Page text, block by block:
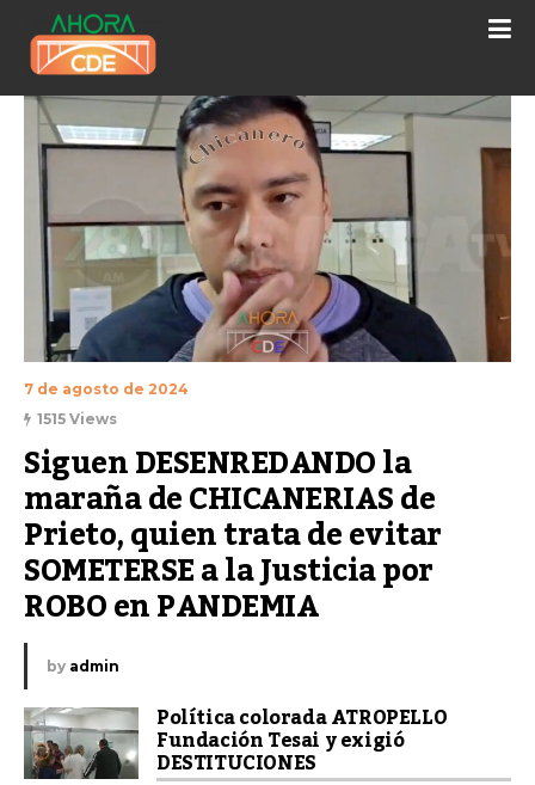
7 de agosto de 2024
1515 Views
Siguen DESENREDANDO la
maraña de CHICANERIAS de
Prieto, quien trata de evitar
SOMETERSE a la Justicia por
ROBO en PANDEMIA
by admin
Política colorada ATROPELLO
Fundación Tesai y exigió
DESTITUCIONES